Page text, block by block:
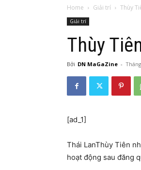
Home Giải trí Thùy
Giải trí
Thùy
Bởi DN MaGaZine -
[ad_1]
Thái LanThùy Tiên
hoạt động sau đăng